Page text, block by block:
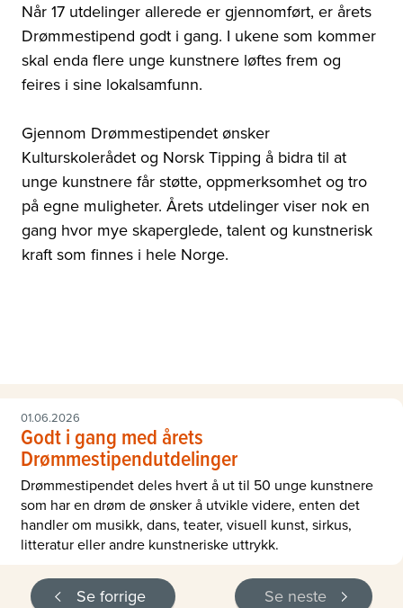
Når 17 utdelinger allerede er gjennomført, er årets
Drømmestipend godt i gang. I ukene som kommer
skal enda flere unge kunstnere løftes frem og
feires i sine lokalsamfunn.
Gjennom Drømmestipendet ønsker
Kulturskolerådet og Norsk Tipping å bidra til at
unge kunstnere får støtte, oppmerksomhet og tro
på egne muligheter. Årets utdelinger viser nok en
gang hvor mye skaperglede, talent og kunstnerisk
kraft som finnes i hele Norge.
01.06.2026
Godt i gang med årets
Drømmestipendutdelinger
Drømmestipendet deles hvert å ut til 50 unge kunstnere
som har en drøm de ønsker å utvikle videre, enten det
handler om musikk, dans, teater, visuell kunst, sirkus,
litteratur eller andre kunstneriske uttrykk.
Se forrige Se neste